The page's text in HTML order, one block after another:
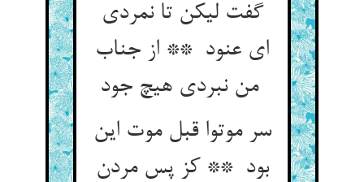
گفت لیکن تا نمردی
ای عنود ** از جناب
من نبردی هیچ جود
سر موتوا قبل موت این
بود ** کز پس مردن